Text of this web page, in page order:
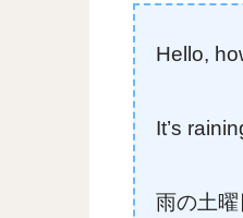
Hello,
It’s
雨の土曜